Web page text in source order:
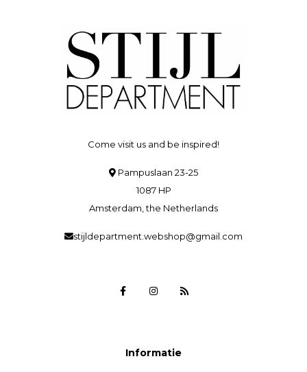
Come visit us and be inspired!
Pampuslaan 23-25
1087 HP
Amsterdam, the Netherlands
stijldepartment.webshop@gmail.com
Informatie